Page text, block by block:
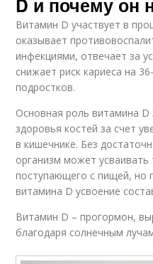
Витамин D участвует в
оказывает
инфекциями, отвечает за
снижает риск кариеса на
подростков.
Основная роль витамина
здоровья костей за счет
в кишечнике. Без
организм может усваивать
поступающего с пищей, но
витамина D усвоение
Витамин D – прогормон,
благодаря солнечным